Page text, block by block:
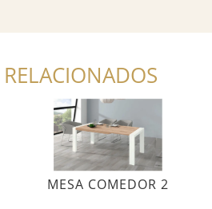
MESA COMEDOR 2